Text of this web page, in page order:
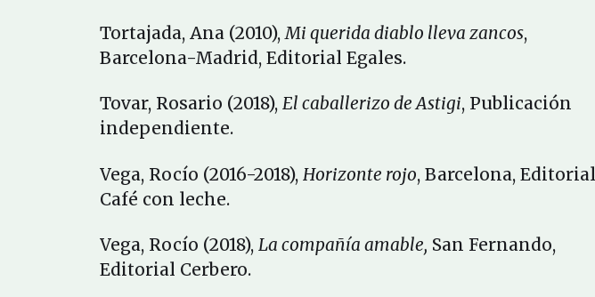
Tortajada, Ana (2010),Mi querida diablo lleva zancos,
Barcelona-Madrid, Editorial Egales.
Tovar, Rosario (2018), El caballerizo de Astigi, Publicación
independiente.
Vega, Rocío (2016-2018), Horizonte rojo, Barcelona, Editorial
Café con leche.
Vega, Rocío (2018), La compañía amable, San Fernando,
Editorial Cerbero.